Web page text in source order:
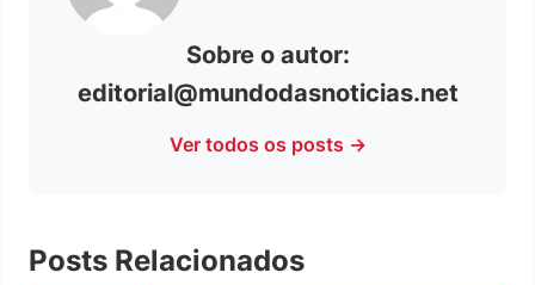
Sobre o autor:
editorial@mundodasnoticias.net
Ver todos os posts →
Posts Relacionados